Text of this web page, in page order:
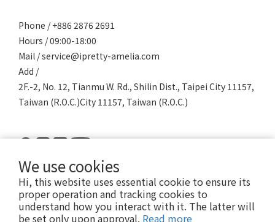
We use cookies
Hi, this website uses essential cookie to ensure its
proper operation and tracking cookies to
understand how you interact with it. The latter will
be set only upon approval. Read more
Phone / +886 2876 2691
Hours / 09:00-18:00
Mail / service@ipretty-amelia.com
Add /
2F.-2, No. 12, Tianmu W. Rd., Shilin Dist., Taipei City 11157,
Taiwan (R.O.C.)City 11157, Taiwan (R.O.C.)